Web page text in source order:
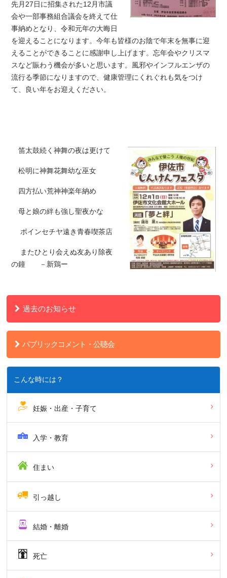
先月27日に招集された12月市議
会や一部事務組合議会を終えて仕
事納めとなり、令和元年の大晦日
を迎えることになります。今年も皆様のお陰で年末を無事に迎
えることができることに感謝申し上げます。忘年会やクリスマ
スなど賑わう機会が多いと思います。風邪やインフルエンザの
流行る季節になりますので、健康管理にくれぐれも気をつけ
て、良い年をお迎えください。
笛太鼓続く神舞の夜は更けて
松明に神舞花舞幼な巫女
四方払い荒神神楽年納め
母と娘の絆も強し聖夜かな
ポインセチヤ遠き青春喫茶店
またひとり会えぬ友あり除夜
の鐘 －新鶏ー
過去のお知らせ
パブリックコメント・公聴会
こんな時には？
妊娠・出産・子育て
入学・教育
住まい
引っ越し
結婚・離婚
死亡